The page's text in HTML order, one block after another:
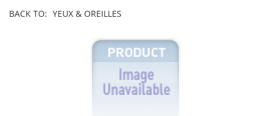
BACK TO: YEUX & OREILLES